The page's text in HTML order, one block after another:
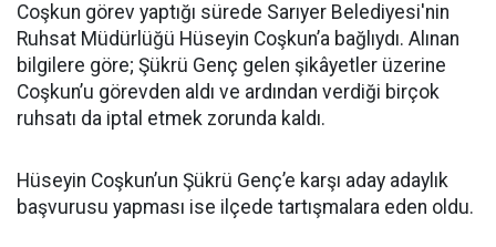
Coşkun görev yaptığı sürede Sarıyer Belediyesi'nin
Ruhsat Müdürlüğü Hüseyin Coşkun’a bağlıydı. Alınan
bilgilere göre; Şükrü Genç gelen şikâyetler üzerine
Coşkun’u görevden aldı ve ardından verdiği birçok
ruhsatı da iptal etmek zorunda kaldı.
Hüseyin Coşkun’un Şükrü Genç’e karşı aday adaylık
başvurusu yapması ise ilçede tartışmalara eden oldu.